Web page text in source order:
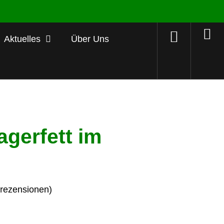
Aktuelles Über Uns
im